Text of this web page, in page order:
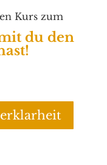
Kurs zum
du den